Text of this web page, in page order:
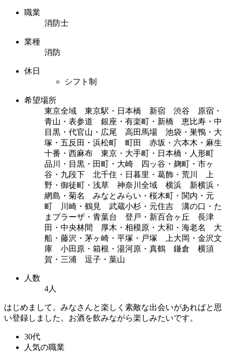
職業
消防士
業種
消防
休日
シフト制
希望場所
東京全域 東京駅・日本橋 新宿 渋谷 原宿・
青山・表参道 銀座・有楽町・新橋 恵比寿・中
目黒・代官山・広尾 高田馬場 池袋・巣鴨・大
塚・五反田・浜松町 町田 赤坂・六本木・麻生
十番・西麻布 東京・大手町・日本橋・人形町
品川・目黒・田町・大崎 四ッ谷・麹町・市ヶ
谷・九段下 北千住・日暮里・葛飾・荒川 上
野・御徒町・浅草 神奈川全域 横浜 新横浜・
網島・菊名 みなとみらい・桜木町・関内・元
町 川崎・鶴見 武蔵小杉・元住吉 溝の口・た
まプラーザ・青葉台 登戸・新百合ヶ丘 長津
田・中央林間 厚木・相模原・大和・海老名 大
船・藤沢・茅ヶ崎・平塚・戸塚 上大岡・金沢文
庫 小田原・箱根・湯河原・真鶴 鎌倉 横須
賀・三浦 逗子・葉山
人数
4人
はじめまして。みなさんと楽しく素敵な出会いがあればと思
い登録しました。お酒を飲みながら楽しみたいです。
30代
人気の職業